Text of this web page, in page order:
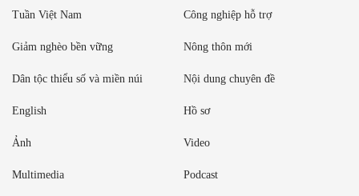
Tuần Việt Nam Công nghiệp hỗ trợ
Giảm nghèo bền vững Nông thôn mới
Dân tộc thiểu số và miền núi Nội dung chuyên đề
English Hồ sơ
Ảnh Video
Multimedia Podcast